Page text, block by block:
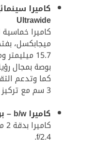
كاميرا
Ultrawide
بوصة بمجال رؤية 119
كما وتدعم
3 سم مع تركيز فائق.
كاميرا b/w – بورتريه
f/2.4.